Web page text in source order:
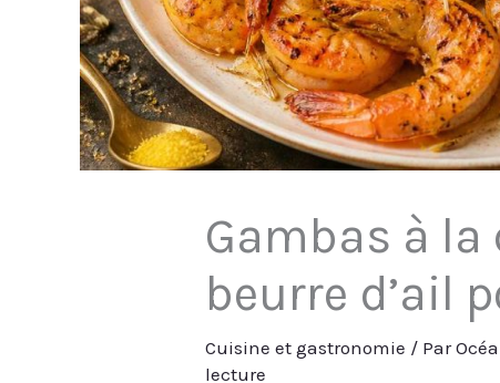
Gambas à
beurre d’ail
Cuisine et gastronomie / Par
lecture